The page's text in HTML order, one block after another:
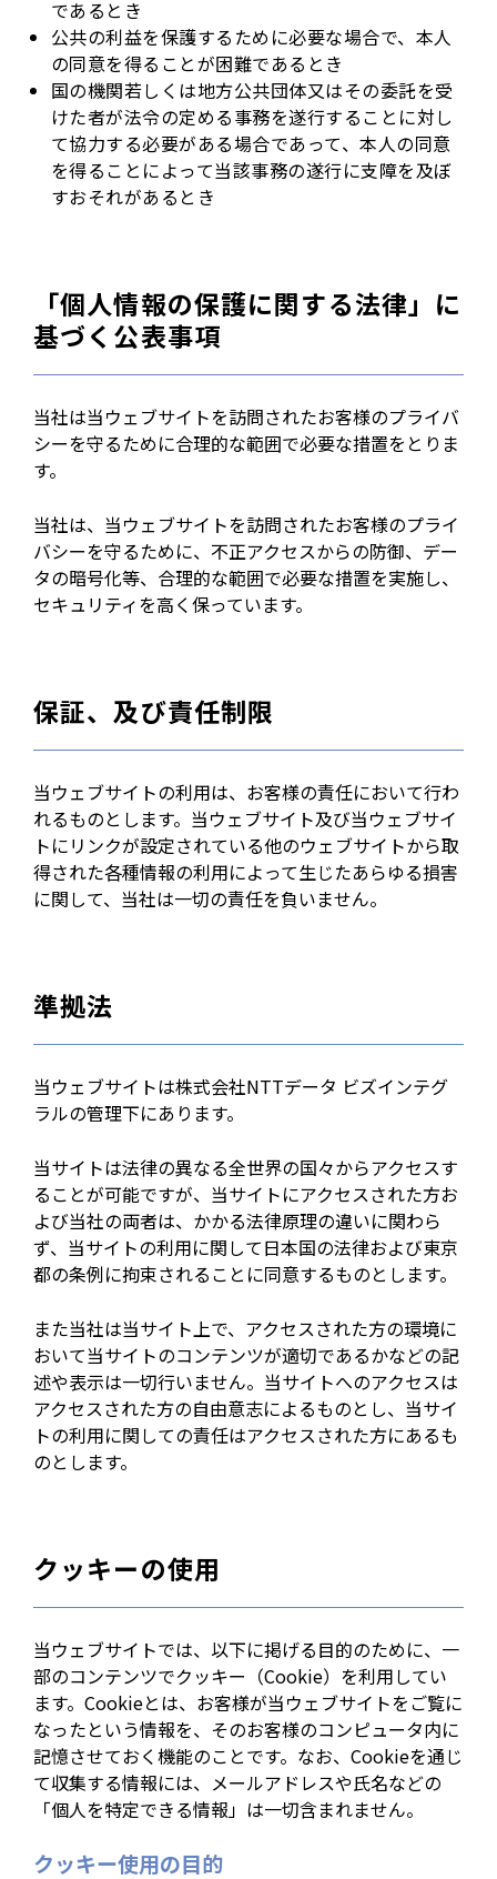
であるとき
公共の利益を保護するために必要な場合で、本人
の同意を得ることが困難であるとき
国の機関若しくは地方公共団体又はその委託を受
けた者が法令の定める事務を遂行することに対し
て協力する必要がある場合であって、本人の同意
を得ることによって当該事務の遂行に支障を及ぼ
すおそれがあるとき
「個人情報の保護に関する法律」に
基づく公表事項
当社は当ウェブサイトを訪問されたお客様のプライバ
シーを守るために合理的な範囲で必要な措置をとりま
す。
当社は、当ウェブサイトを訪問されたお客様のプライ
バシーを守るために、不正アクセスからの防御、デー
タの暗号化等、合理的な範囲で必要な措置を実施し、
セキュリティを高く保っています。
保証、及び責任制限
当ウェブサイトの利用は、お客様の責任において行わ
れるものとします。当ウェブサイト及び当ウェブサイ
トにリンクが設定されている他のウェブサイトから取
得された各種情報の利用によって生じたあらゆる損害
に関して、当社は一切の責任を負いません。
準拠法
当ウェブサイトは株式会社NTTデータ ビズインテグ
ラルの管理下にあります。
当サイトは法律の異なる全世界の国々からアクセスす
ることが可能ですが、当サイトにアクセスされた方お
よび当社の両者は、かかる法律原理の違いに関わら
ず、当サイトの利用に関して日本国の法律および東京
都の条例に拘束されることに同意するものとします。
また当社は当サイト上で、アクセスされた方の環境に
おいて当サイトのコンテンツが適切であるかなどの記
述や表示は一切行いません。当サイトへのアクセスは
アクセスされた方の自由意志によるものとし、当サイ
トの利用に関しての責任はアクセスされた方にあるも
のとします。
クッキーの使用
当ウェブサイトでは、以下に掲げる目的のために、一
部のコンテンツでクッキー（Cookie）を利用してい
ます。Cookieとは、お客様が当ウェブサイトをご覧に
なったという情報を、そのお客様のコンピュータ内に
記憶させておく機能のことです。なお、Cookieを通じ
て収集する情報には、メールアドレスや氏名などの
「個人を特定できる情報」は一切含まれません。
クッキー使用の目的